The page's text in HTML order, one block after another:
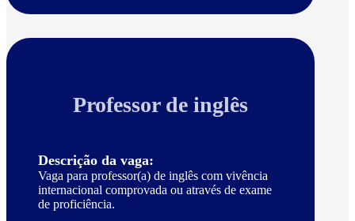
Professor de inglês
Descrição da vaga:
Vaga para professor(a) de inglês com vivência
internacional comprovada ou através de exame
de proficiência.